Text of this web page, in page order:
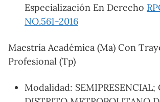
Especialización En Derecho
NO.561-2016
Maestría Académica (Ma) Con
Profesional (Tp)
Modalidad: SEMIPRESENCIAL;